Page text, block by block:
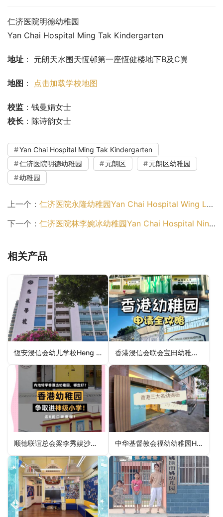
仁济医院明德幼稚园
Yan Chai Hospital Ming Tak Kindergarten
地址 ： 元朗天水围天恆邨第一座恆健楼地下B及C翼
地图 ： 点击加载学校地图
校监 ：钱曼娟女士
校长 ：陈诗韵女士
Yan Chai Hospital Ming Tak Kindergarten
仁济医院明德幼稚园
元朗区
元朗区幼稚园
幼稚园
上一个： 仁济医院永隆幼稚园Yan Chai Hospital Wing Lung Kindergarten（北区幼稚园）
下一个： 仁济医院林李婉冰幼稚园Yan Chai Hospital Nina Lam Kindergarten（元朗区幼稚园）
相关产品
恆安浸信会幼儿学校Heng On Baptist Nursery School（沙田区幼稚园） 香港浸信会联会宝田幼稚园Baptist Convention of HK Po Tin Kindergarten（屯门区幼稚园）
顺德联谊总会梁李秀娱沙田幼稚园Shun Tak Fraternal Association Leung Lee Sau Yu (Shatin) Kindergarten（沙田区幼稚园） 中华基督教会福幼幼稚园HK Council CCC Fuk Yau Kindergarten（荃湾区幼稚园）